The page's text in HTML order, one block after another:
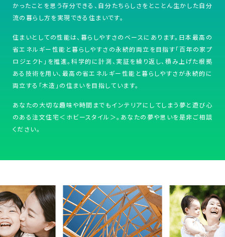
かったことを思う存分できる、自分たちらしさをとことん生かした自分
流の暮らし方を実現できる住まいです。
住まいとしての性能は、暮らしやすさのベースにあります。日本最高の
省エネルギー性能と暮らしやすさの永続的両立を目指す「百年の家プ
ロジェクト」を推進。科学的に計測、実証を繰り返し、積み上げた根拠
ある技術を用い、最高の省エネルギー性能と暮らしやすさが永続的に
両立する「木造」の住まいを目指しています。
あなたの大切な趣味や時間までもインテリアにしてしまう夢と遊び心
のある注文住宅＜ホビースタイル＞。あなたの夢や思いを是非ご相談
ください。